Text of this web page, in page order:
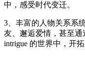
中，感受时代变迁。
3、丰富的人物关系系
友、邂逅爱情，甚至
intrigue 的世界中，开